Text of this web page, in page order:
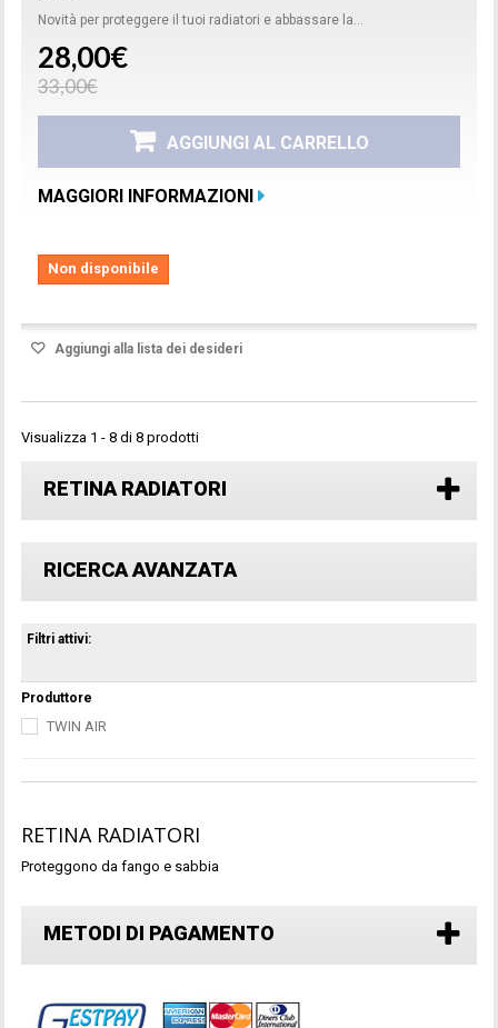
Novità per proteggere il tuoi radiatori e abbassare la...
28,00€
33,00€
AGGIUNGI AL CARRELLO
MAGGIORI INFORMAZIONI
Non disponibile
Aggiungi alla lista dei desideri
Visualizza 1 - 8 di 8 prodotti
RETINA RADIATORI
RICERCA AVANZATA
Filtri attivi:
Produttore
TWIN AIR
RETINA RADIATORI
Proteggono da fango e sabbia
METODI DI PAGAMENTO